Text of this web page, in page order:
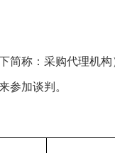
简称：采购代理机
参加谈判。